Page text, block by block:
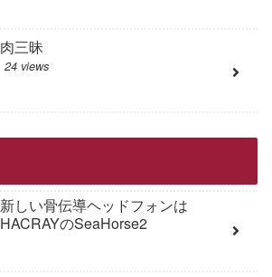
肉三昧
24 views
新しい骨伝導ヘッドフォンは
HACRAYのSeaHorse2